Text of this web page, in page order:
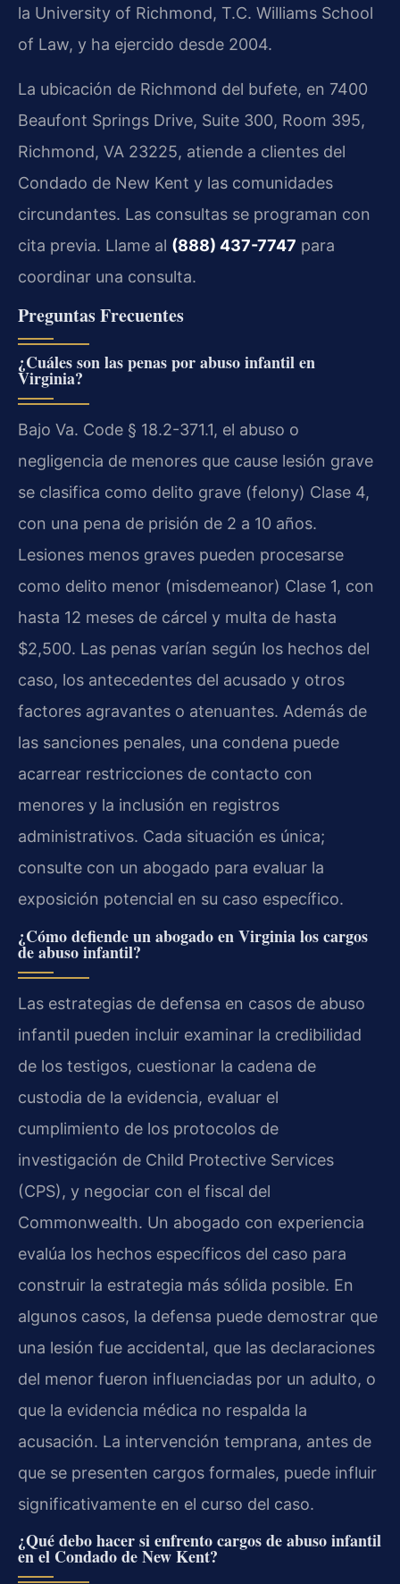
la University of Richmond, T.C. Williams School
of Law, y ha ejercido desde 2004.
La ubicación de Richmond del bufete, en 7400
Beaufont Springs Drive, Suite 300, Room 395,
Richmond, VA 23225, atiende a clientes del
Condado de New Kent y las comunidades
circundantes. Las consultas se programan con
cita previa. Llame al (888) 437-7747 para
coordinar una consulta.
Preguntas Frecuentes
¿Cuáles son las penas por abuso infantil en
Virginia?
Bajo Va. Code § 18.2-371.1, el abuso o
negligencia de menores que cause lesión grave
se clasifica como delito grave (felony) Clase 4,
con una pena de prisión de 2 a 10 años.
Lesiones menos graves pueden procesarse
como delito menor (misdemeanor) Clase 1, con
hasta 12 meses de cárcel y multa de hasta
$2,500. Las penas varían según los hechos del
caso, los antecedentes del acusado y otros
factores agravantes o atenuantes. Además de
las sanciones penales, una condena puede
acarrear restricciones de contacto con
menores y la inclusión en registros
administrativos. Cada situación es única;
consulte con un abogado para evaluar la
exposición potencial en su caso específico.
¿Cómo defiende un abogado en Virginia los cargos
de abuso infantil?
Las estrategias de defensa en casos de abuso
infantil pueden incluir examinar la credibilidad
de los testigos, cuestionar la cadena de
custodia de la evidencia, evaluar el
cumplimiento de los protocolos de
investigación de Child Protective Services
(CPS), y negociar con el fiscal del
Commonwealth. Un abogado con experiencia
evalúa los hechos específicos del caso para
construir la estrategia más sólida posible. En
algunos casos, la defensa puede demostrar que
una lesión fue accidental, que las declaraciones
del menor fueron influenciadas por un adulto, o
que la evidencia médica no respalda la
acusación. La intervención temprana, antes de
que se presenten cargos formales, puede influir
significativamente en el curso del caso.
¿Qué debo hacer si enfrento cargos de abuso infantil
en el Condado de New Kent?